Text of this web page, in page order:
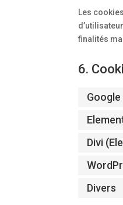
Les
finalités
6.
Google
Divi
Divers